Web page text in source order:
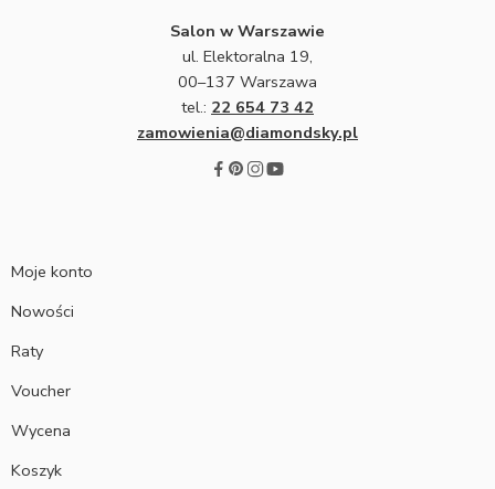
Salon w Warszawie
ul. Elektoralna 19,
00–137 Warszawa
tel.: 22 654 73 42
zamowienia@diamondsky.pl
Moje konto
Nowości
Raty
Voucher
Wycena
Koszyk